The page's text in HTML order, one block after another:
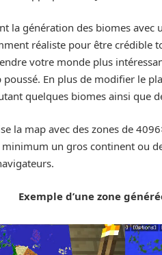
la génération des biomes avec
réaliste pour être crédible
votre monde plus
En plus de modifier le
quelques biomes ainsi que
la map avec des zones de
un gros continent ou
Exemple d’une zone